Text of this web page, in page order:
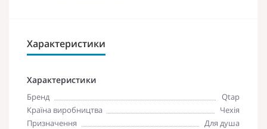
Характеристики
Характеристики
Бренд
Qtap
Країна виробництва
Чехія
Призначення
Для душа